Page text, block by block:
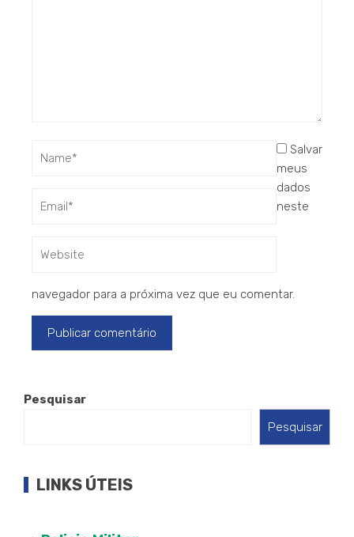
Salvar
meus
dados
neste
navegador para a próxima vez que eu comentar.
Pesquisar
Pesquisar
LINKS ÚTEIS